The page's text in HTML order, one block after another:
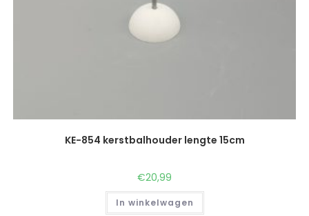
KE-854 kerstbalhouder lengte 15cm
€20,99
In winkelwagen